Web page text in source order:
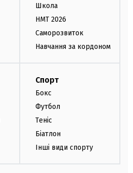
Школа
НМТ 2026
Саморозвиток
Навчання за кордоном
Спорт
Бокс
Футбол
Теніс
Біатлон
Інші види спорту